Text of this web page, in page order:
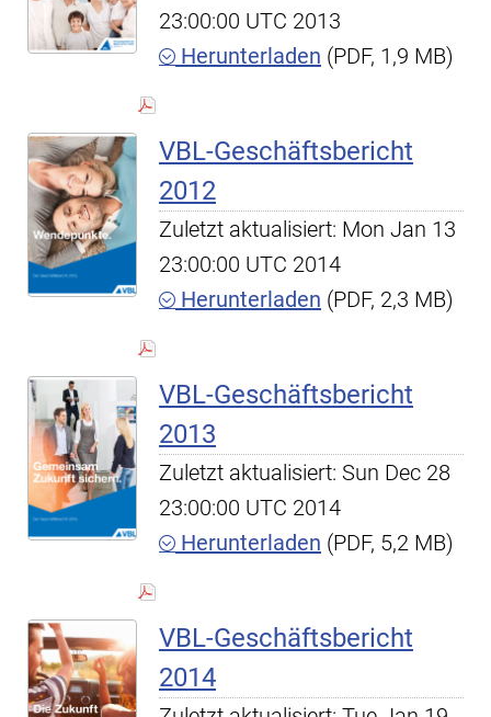
23:00:00 UTC 2013
Herunterladen (PDF, 1,9 MB)
VBL-Geschäftsbericht
2012
Zuletzt aktualisiert: Mon Jan 13
23:00:00 UTC 2014
Herunterladen (PDF, 2,3 MB)
VBL-Geschäftsbericht
2013
Zuletzt aktualisiert: Sun Dec 28
23:00:00 UTC 2014
Herunterladen (PDF, 5,2 MB)
VBL-Geschäftsbericht
2014